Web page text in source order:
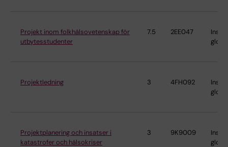
Projekt inom folkhälsovetenskap för
utbytesstudenter
7.5 2EE047
Projektledning 3 4FH092
Projektplanering och insatser i
katastrofer och hälsokriser
3 9K9009